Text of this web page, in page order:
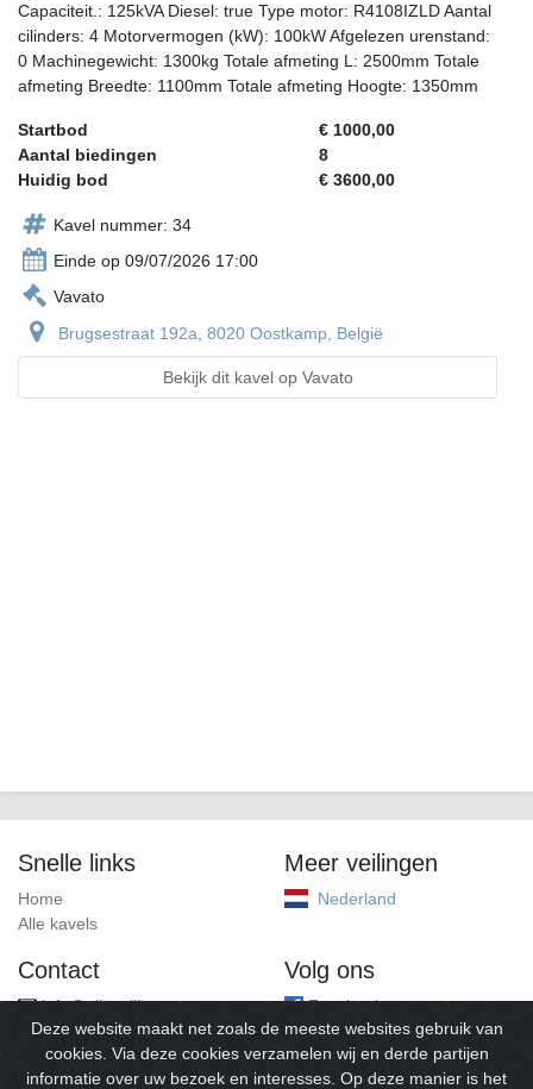
Capaciteit.: 125kVA Diesel: true Type motor: R4108IZLD Aantal
cilinders: 4 Motorvermogen (kW): 100kW Afgelezen urenstand:
0 Machinegewicht: 1300kg Totale afmeting L: 2500mm Totale
afmeting Breedte: 1100mm Totale afmeting Hoogte: 1350mm
Startbod
€ 1000,00
Aantal biedingen
8
Huidig bod
€ 3600,00
Kavel nummer: 34
Einde op 09/07/2026 17:00
Vavato
Brugsestraat 192a, 8020 Oostkamp, België
Bekijk dit kavel op Vavato
Snelle links
Home
Alle kavels
Meer veilingen
Nederland
Contact
info@alleveilingen.net
Volg ons
Facebook
Deze website maakt net zoals de meeste websites gebruik van
cookies. Via deze cookies verzamelen wij en derde partijen
informatie over uw bezoek en interesses. Op deze manier is het